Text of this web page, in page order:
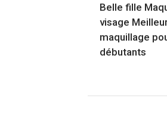
Belle fille
visage
maquillage
débutants